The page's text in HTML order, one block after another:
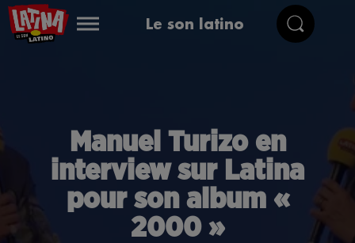
Le son latino
Manuel Turizo en
interview sur Latina
pour son album «
2000 »